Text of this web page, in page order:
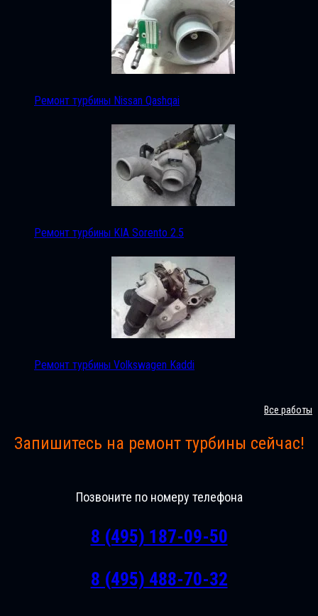
Ремонт турбины Nissan Qashqai
Ремонт турбины KIA Sorento 2.5
Ремонт турбины Volkswagen Kaddi
Все работы
Запишитесь на ремонт турбины сейчас!
Позвоните по номеру телефона
8 (495) 187-09-50
8 (495) 488-70-32